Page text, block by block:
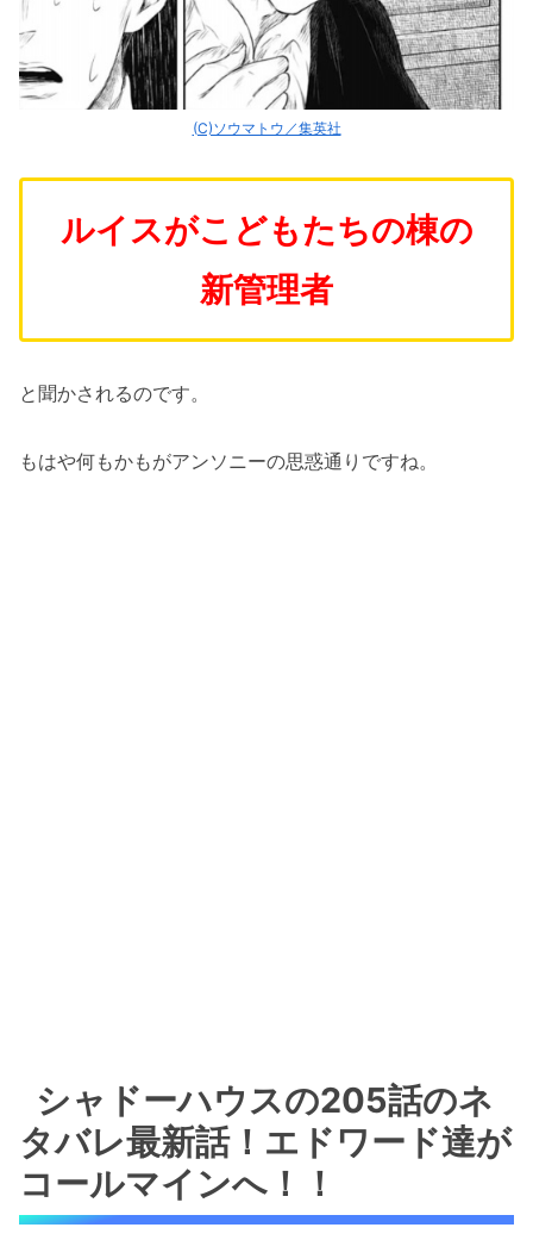
(C)ソウマトウ／集英社
ルイスがこどもたちの棟の
新管理者
と聞かされるのです。
もはや何もかもがアンソニーの思惑通りですね。
シャドーハウスの205話のネ
タバレ最新話！エドワード達が
コールマインへ！！